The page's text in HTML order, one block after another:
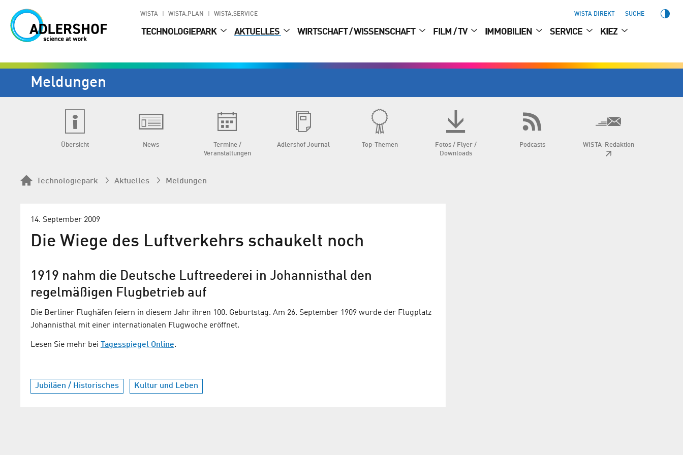
WISTA WISTA.PLAN WISTA.SERVICE WISTA DIREKT SUCHE
TECHNOLOGIEPARK AKTUELLES WIRTSCHAFT / WISSENSCHAFT FILM / TV IMMOBILIEN SERVICE KIEZ
Meldungen
Übersicht News
Termine /
Veranstaltungen
Adlershof Journal Top-Themen
Fotos / Flyer /
Downloads
Podcasts WISTA-Redaktion
Technologiepark Aktuelles Meldungen
14. September 2009
Die Wiege des Luftverkehrs schaukelt noch
1919 nahm die Deutsche Luftreederei in Johannisthal den
regelmäßigen Flugbetrieb auf
Die Berliner Flughäfen feiern in diesem Jahr ihren 100. Geburtstag. Am 26. September 1909 wurde der Flugplatz
Johannisthal mit einer internationalen Flugwoche eröffnet.
Lesen Sie mehr bei Tagesspiegel Online.
Jubiläen / Historisches Kultur und Leben